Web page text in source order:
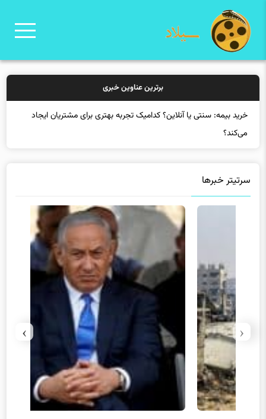
برترین عناوین خبری
خرید بیمه: سنتی یا آنلاین؟ کدامیک تجربه بهتری برای مشتریان ایجاد
می‌کند؟
سرتیتر خبرها
‹
›